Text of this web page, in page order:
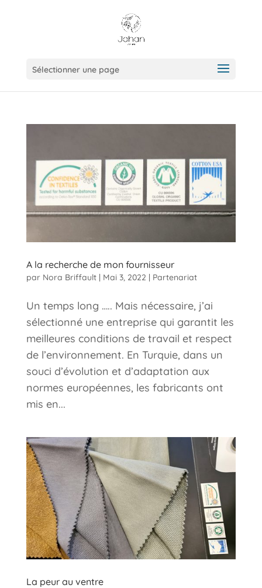
Sélectionner une page
A la recherche de mon fournisseur
par Nora Briffault| Mai 3, 2022 | Partenariat
Un temps long ….. Mais nécessaire, j’ai
sélectionné une entreprise qui garantit les
meilleures conditions de travail et respect
de l’environnement. En Turquie, dans un
souci d’évolution et d’adaptation aux
normes européennes, les fabricants ont
mis en...
La peur au ventre